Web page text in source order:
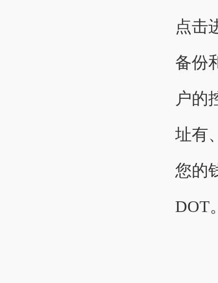
点击
备份
户的
址有
您的
DOT